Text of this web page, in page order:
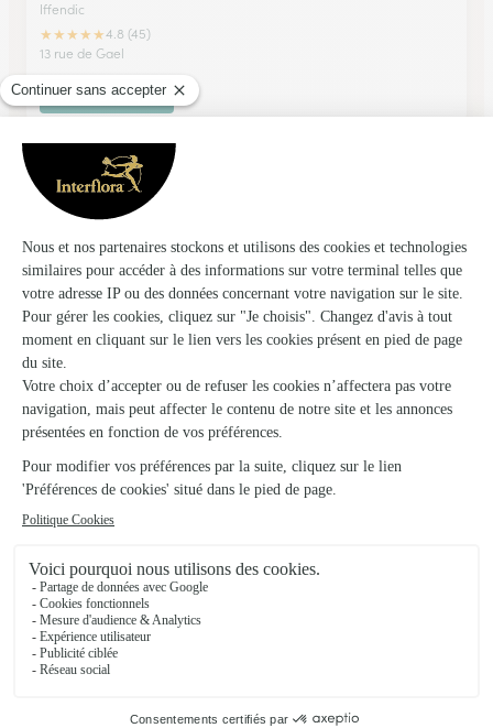
Iffendic
★★★★★4.8 (45)
13 rue de Gael
Voir la boutique
Fleur de Lune
Loudeac
★★★★★4.7 (18)
19, boulevard de la Gare
L’eclosion